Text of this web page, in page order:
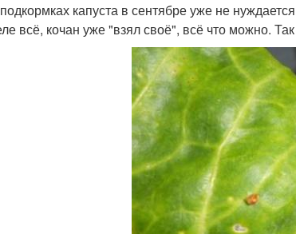
капуста в сентябре уже не
всё, кочан уже "взял своё", всё что можно.